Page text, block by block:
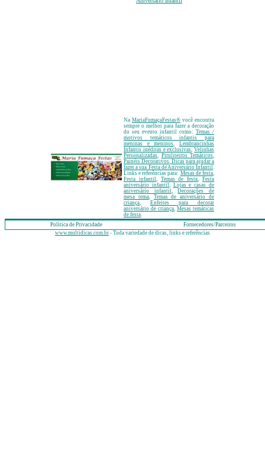
Na MariaFumaçaFestas® você encontra
sempre o melhor para fazer a decoração
do seu evento infantil como: Temas /
motivos temáticos infantis para
meninas e meninos,Lembrancinhas
Infantis inéditas e exclusivas, Velinhas
Personalizadas, Piruliteiros Temáticos,
Painéis Decorativos, Dicas para ajudar a
fazer a sua Festa de Aniversário Infantil.
Links e referências para: Mesas de festa,
Festa infantil, Temas de festa,Festa
aniversário infantil, Lojas e casas de
aniversário infantil,Decorações de
mesa tema, Temas de aniversário de
criança, Enfeites para decorar
aniversário de criança, Mesas temáticas
de festa.
Política de Privacidade
Fornecedores/Parceiros
www.multidicas.com.br - Toda variedade de dicas, links e referências